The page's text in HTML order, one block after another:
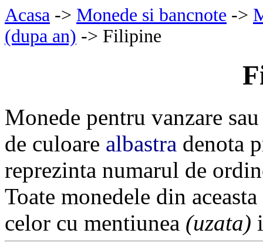
Acasa -> Monede si bancnote ->
(dupa an) -> Filipine
Monede pentru vanzare
de culoare albastra denota
reprezinta numarul de
Toate monedele din
celor cu mentiunea (uzata)